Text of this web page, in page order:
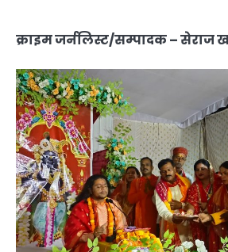
क्राइम जर्नलिस्ट/सम्पादक – सेराज